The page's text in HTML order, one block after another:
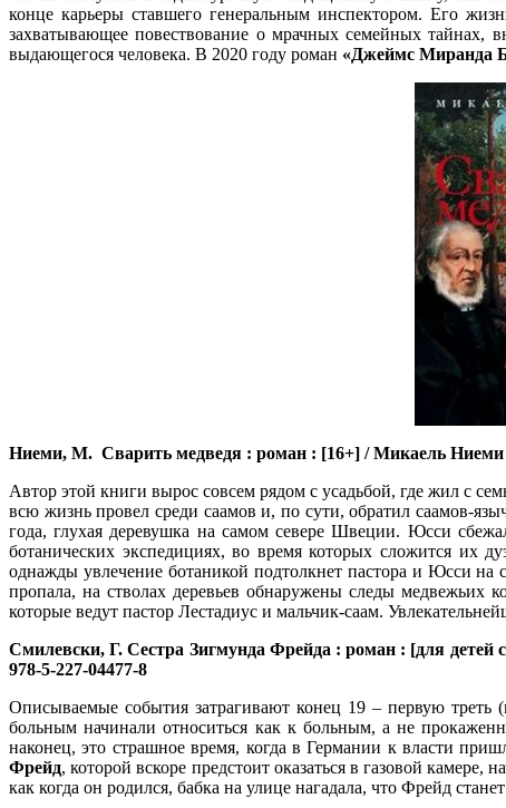
конце карьеры ставшего генеральным инспектором. Его
захватывающее повествование о мрачных семейных тайнах,
выдающегося человека. В 2020 году роман «Джеймс Миранда
Ниеми, М. Сварить медведя : роман : [16+] / Микаель Ниеми
Автор этой книги вырос совсем рядом с усадьбой, где жил с
всю жизнь провел среди саамов и, по сути, обратил саамов-
года, глухая деревушка на самом севере Швеции. Юсси
ботанических экспедициях, во время которых сложится их
однажды увлечение ботаникой подтолкнет пастора и Юсси на
пропала, на стволах деревьев обнаружены следы медвежьих
которые ведут пастор Лестадиус и мальчик-саам.
Смилевски, Г.Сестра Зигмунда Фрейда : роман : [для
978-5-227-04477-8
Описываемые события затрагивают конец 19 – первую
больным начинали относиться как к больным, а не
наконец, это страшное время, когда в Германии к власти
Фрейд, которой вскоре предстоит оказаться в газовой
как когда он родился, бабка на улице нагадала, что Фрейд